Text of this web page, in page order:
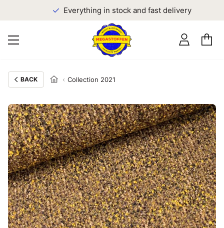
Everything in stock and fast delivery
BACK Collection 2021